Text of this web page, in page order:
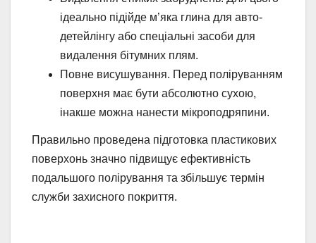
ідеально підійде м’яка глина для авто-
детейлінгу або спеціальні засоби для
видалення бітумних плям.
Повне висушування. Перед поліруванням
поверхня має бути абсолютно сухою,
інакше можна нанести мікроподряпини.
Правильно проведена підготовка пластикових
поверхонь значно підвищує ефективність
подальшого полірування та збільшує термін
служби захисного покриття.